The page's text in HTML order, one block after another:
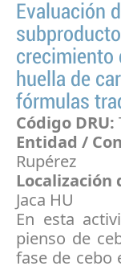
Evaluación
crecimiento
huella de
fórmulas
Código DRU:
Entidad /
Rupérez
Localización
Jaca HU
En esta
pienso de
fase de cebo